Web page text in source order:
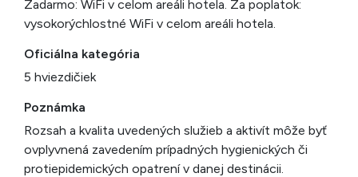
Zadarmo: WiFi v celom areáli hotela. Za poplatok:
vysokorýchlostné WiFi v celom areáli hotela.
Oficiálna kategória
5 hviezdičiek
Poznámka
Rozsah a kvalita uvedených služieb a aktivít môže byť
ovplyvnená zavedením prípadných hygienických či
protiepidemických opatrení v danej destinácii.